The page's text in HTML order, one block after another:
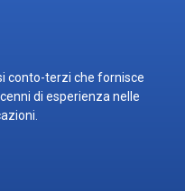
conto-terzi che fornisce
di esperienza nelle